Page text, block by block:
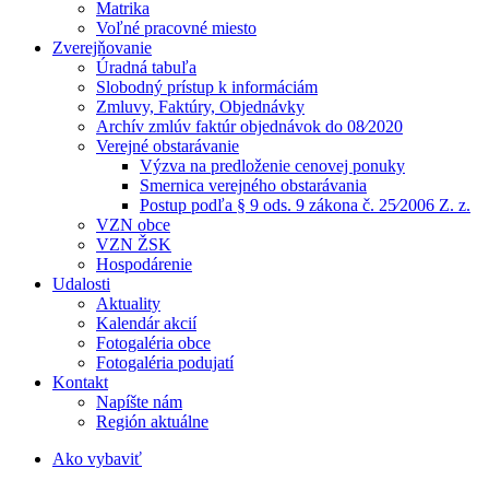
Matrika
Voľné pracovné miesto
Zverejňovanie
Úradná tabuľa
Slobodný prístup k informáciám
Zmluvy, Faktúry, Objednávky
Archív zmlúv faktúr objednávok do 08⁄2020
Verejné obstarávanie
Výzva na predloženie cenovej ponuky
Smernica verejného obstarávania
Postup podľa § 9 ods. 9 zákona č. 25⁄2006 Z. z.
VZN obce
VZN ŽSK
Hospodárenie
Udalosti
Aktuality
Kalendár akcií
Fotogaléria obce
Fotogaléria podujatí
Kontakt
Napíšte nám
Región aktuálne
Ako vybaviť